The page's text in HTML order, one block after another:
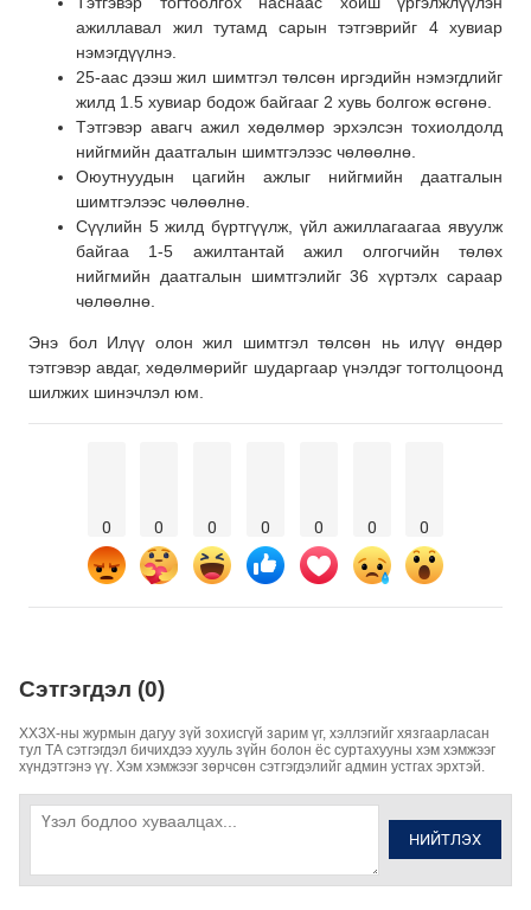
ажиллавал жил тутамд сарын тэтгэврийг 4 хувиар
нэмэгдүүлнэ.
25-аас дээш жил шимтгэл төлсөн иргэдийн нэмэгдлийг
жилд 1.5 хувиар бодож байгааг 2 хувь болгож өсгөнө.
Тэтгэвэр авагч ажил хөдөлмөр эрхэлсэн тохиолдолд
нийгмийн даатгалын шимтгэлээс чөлөөлнө.
Оюутнуудын цагийн ажлыг нийгмийн даатгалын
шимтгэлээс чөлөөлнө.
Сүүлийн 5 жилд бүртгүүлж, үйл ажиллагаагаа явуулж
байгаа 1-5 ажилтантай ажил олгогчийн төлөх
нийгмийн даатгалын шимтгэлийг 36 хүртэлх сараар
чөлөөлнө.
Энэ бол Илүү олон жил шимтгэл төлсөн нь илүү өндөр
тэтгэвэр авдаг, хөдөлмөрийг шударгаар үнэлдэг тогтолцоонд
шилжих шинэчлэл юм.
0 0 0 0 0 0 0
Сэтгэгдэл (0)
ХХЗХ-ны журмын дагуу зүй зохисгүй зарим үг, хэллэгийг хязгаарласан
тул ТА сэтгэгдэл бичихдээ хууль зүйн болон ёс суртахууны хэм хэмжээг
хүндэтгэнэ үү. Хэм хэмжээг зөрчсөн сэтгэгдэлийг админ устгах эрхтэй.
НИЙТЛЭХ